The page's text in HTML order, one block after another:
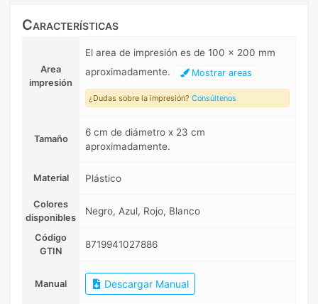
Características
Area
impresión
El area de impresión es de 100 x 200 mm
aproximadamente.
Mostrar areas
¿Dudas sobre la impresión? Consúltenos
Tamaño
6 cm de diámetro x 23 cm
aproximadamente.
Material Plástico
Colores
disponibles
Negro, Azul, Rojo, Blanco
Código
GTIN
8719941027886
Manual Descargar Manual